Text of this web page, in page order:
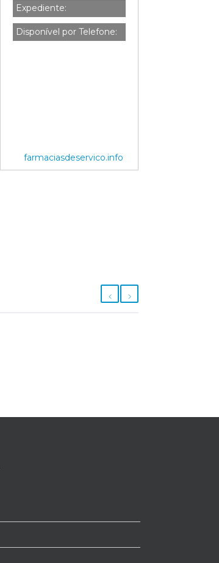
Expediente:
Disponível por Telefone:
farmaciasdeservico.info